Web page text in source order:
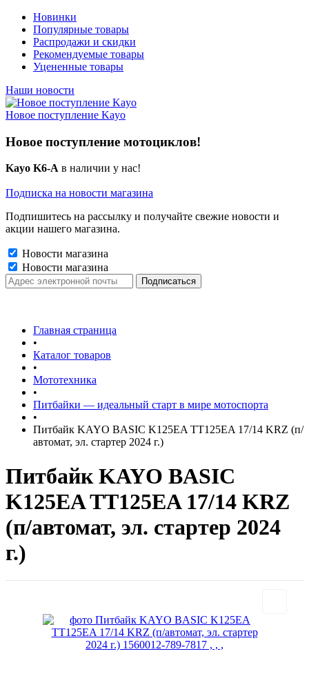
Новинки
Популярные товары
Распродажи и скидки
Рекомендуемые товары
Уцененные товары
Наши новости
Новое поступление Kayo
Новое поступление мотоциклов!
Kayo K6-A в наличии у нас!
Подписка на новости магазина
Подпишитесь на рассылку и получайте свежие новости и
акции нашего магазина.
Новости магазина
Новости магазина
Главная страница
•
Каталог товаров
•
Мототехника
•
Питбайки — идеальный старт в мире мотоспорта
•
Питбайк KAYO BASIC K125EA TT125EA 17/14 KRZ (п/
автомат, эл. стартер 2024 г.)
Питбайк KAYO BASIC
K125EA TT125EA 17/14 KRZ
(п/автомат, эл. стартер 2024
г.)